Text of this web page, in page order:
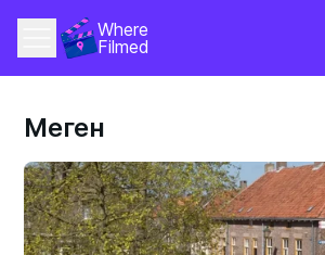
Where
Filmed
Меген